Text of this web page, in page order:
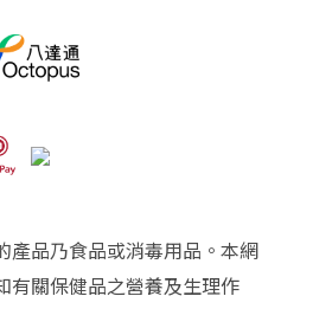
產品乃食品或消毒用品。本網
有關保健品之營養及生理作